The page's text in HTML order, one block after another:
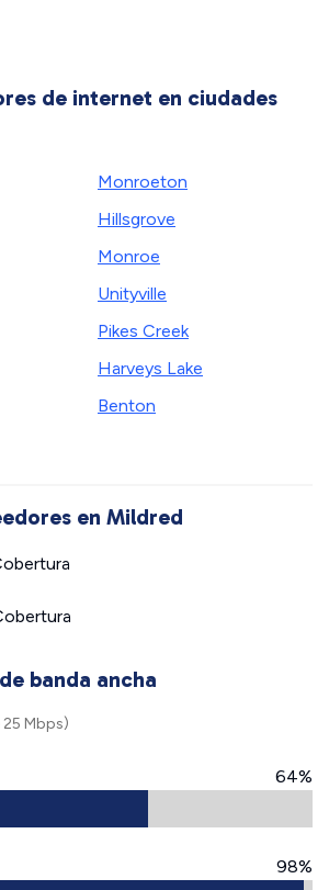
de internet en ciudades
Monroeton
Hillsgrove
Monroe
Unityville
Pikes Creek
Harveys Lake
Benton
en Mildred
banda ancha
Mbps)
64%
98%